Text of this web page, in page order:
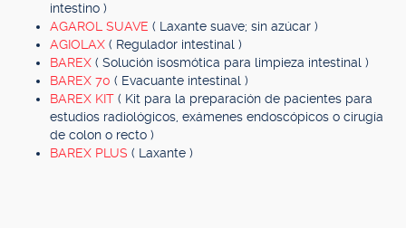
intestino )
AGAROL SUAVE ( Laxante suave; sin azúcar )
AGIOLAX ( Regulador intestinal )
BAREX ( Solución isosmótica para limpieza intestinal )
BAREX 70 ( Evacuante intestinal )
BAREX KIT ( Kit para la preparación de pacientes para
estudios radiológicos, exámenes endoscópicos o cirugía
de colon o recto )
BAREX PLUS ( Laxante )